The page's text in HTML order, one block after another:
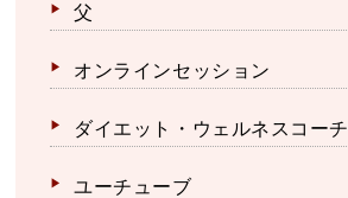
父
オンラインセッション
ダイエット・ウェルネスコーチ
ユーチューブ